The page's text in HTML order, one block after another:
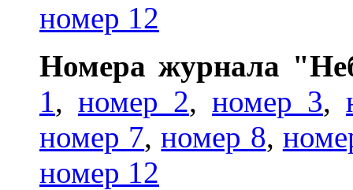
номер 12
Номера журнала
1, номер 2, номер 3,
номер 7,номер 8,
номер 12